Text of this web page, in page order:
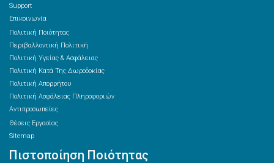
Support
Επικοινωνία
Πολιτική Ποιότητας
Περιβαλλοντική Πολιτική
Πολιτική Υγείας & Ασφάλειας
Πολιτική Κατά Της Δωροδοκίας
Πολιτική Απορρήτου
Πολιτική Ασφάλειας Πληροφοριών
Αντιπροσωπείες
Θέσεις Εργασίας
Sitemap
Πιστοποίηση Ποιότητας